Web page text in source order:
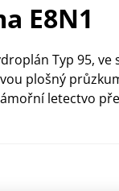
E8N1
Typ 95,
plošný
letectvo